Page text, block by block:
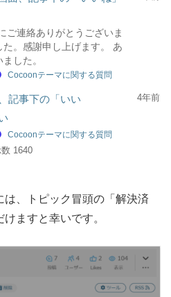
ご連絡ありがとうございま
た。感謝申し上げます。 あ
した。
Cocoonテーマに関する質問
記事下の「いい
4年前
Cocoonテーマに関する質問
1640
は、トピック冒頭の「解決済
ますと幸いです。